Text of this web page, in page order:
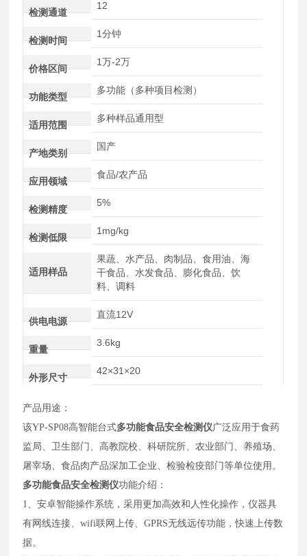
检测通道
12
检测时间
1分钟
价格区间
1万-2万
功能类型
多功能（多种项目检测）
适用范围
多种样品通用型
产地类别
国产
应用领域
食品/农产品
检测精度
5%
检测低限
1mg/kg
适用样品
果蔬、水产品、肉制品、食用油、海
干食品、水发食品、膨化食品、饮
料、调料
供电电源
直流12V
重量
3.6kg
外形尺寸
42×31×20
产品用途：
该YP-SP08高智能台式多功能食品安全检测仪广泛应用于食药
监局、卫生部门、高教院校、科研院所、农业部门、养殖场、
屠宰场、食品肉产品深加工企业、检验检疫部门等单位使用。
多功能食品安全检测仪功能介绍：
1、安卓智能操作系统，采用更加高效和人性化操作，仪器具
有网线连接、wifi联网上传、GPRS无线远传功能，快速上传数
据。